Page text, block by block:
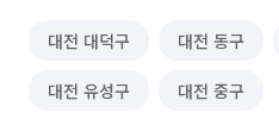
대전 대덕구 대전 동구
대전 유성구 대전 중구